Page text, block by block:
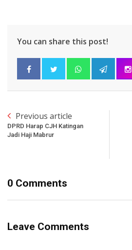
You can share this post!
Previous article
DPRD Harap CJH Katingan
Jadi Haji Mabrur
0 Comments
Leave Comments